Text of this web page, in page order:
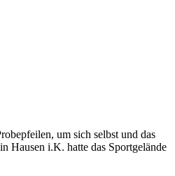
um sich selbst und das
Hausen i.K. hatte das Sportgelände